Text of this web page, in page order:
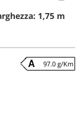
1,75 m
97.0 g/Km